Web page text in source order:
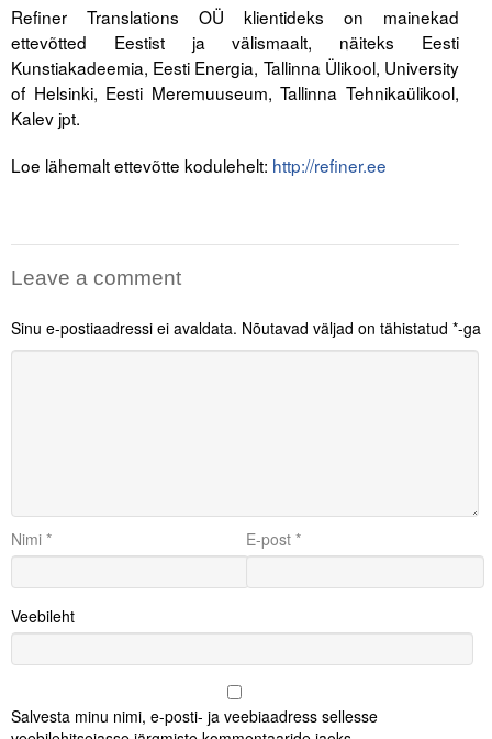
Digiraamatukogu
Juhendid ja väljaanded
Videod
Incoterms® 2020
Abimaterjalid
Refiner Translations OÜ klientideks on mainekad
ettevõtted Eestist ja välismaalt, näiteks Eesti
Kunstiakadeemia, Eesti Energia, Tallinna Ülikool, University
of Helsinki, Eesti Meremuuseum, Tallinna Tehnikaülikool,
Kalev jpt.
Loe lähemalt ettevõtte kodulehelt: http://refiner.ee
Leave a comment
Sinu e-postiaadressi ei avaldata. Nõutavad väljad on tähistatud *-ga
Nimi * E-post *
Veebileht
Salvesta minu nimi, e-posti- ja veebiaadress sellesse